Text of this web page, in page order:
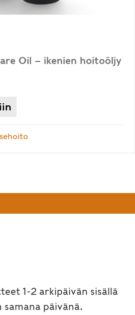
Oil – ikenien hoitoöljy
1-2 arkipäivän sisällä
samana päivänä.